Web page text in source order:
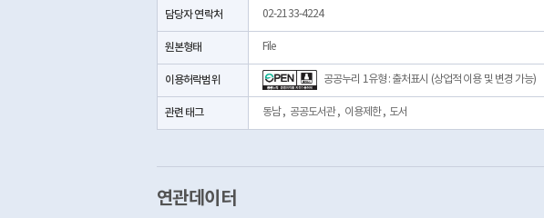
담당자 연락처 02-2133-4224
원본형태 File
이용허락범위 공공누리 1유형 : 출처표시 (상업적 이용 및 변경 가능)
관련 태그 동남, 공공도서관, 이용제한, 도서
연관데이터